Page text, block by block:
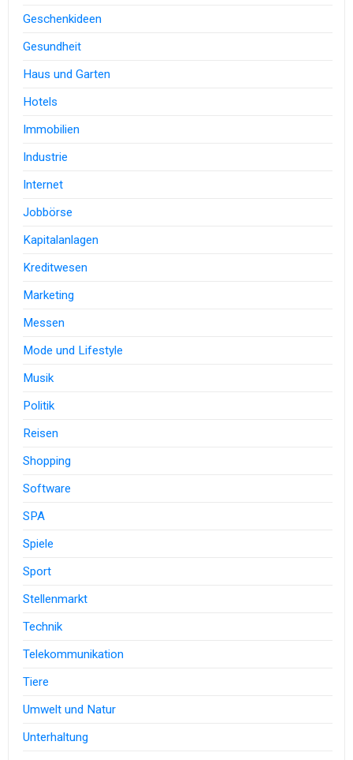
Geschenkideen
Gesundheit
Haus und Garten
Hotels
Immobilien
Industrie
Internet
Jobbörse
Kapitalanlagen
Kreditwesen
Marketing
Messen
Mode und Lifestyle
Musik
Politik
Reisen
Shopping
Software
SPA
Spiele
Sport
Stellenmarkt
Technik
Telekommunikation
Tiere
Umwelt und Natur
Unterhaltung